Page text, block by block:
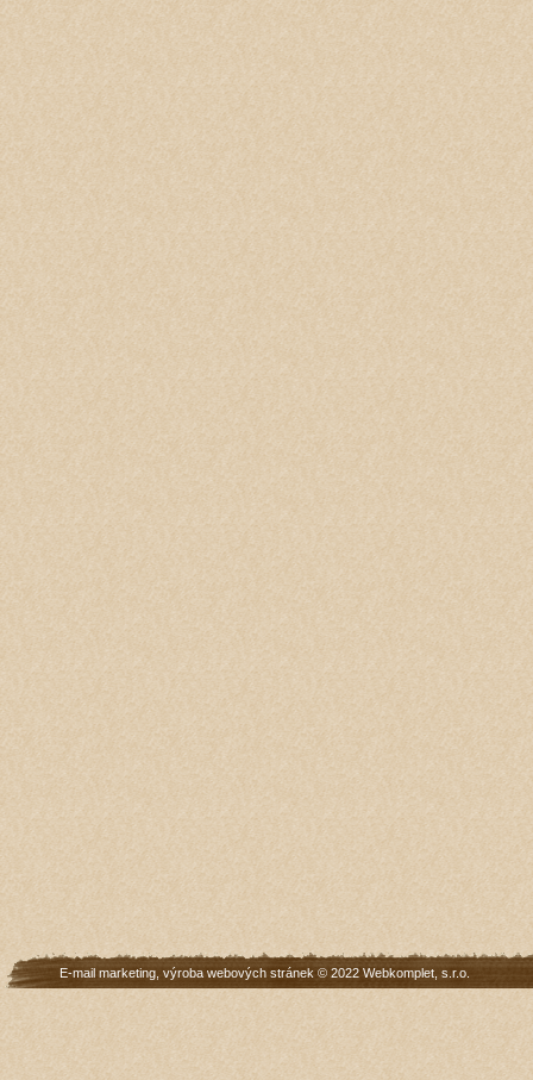
E-mail marketing výroba webových stránek © 2022 Webkomplet, s.r.o.